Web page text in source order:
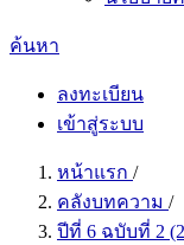
ค้นหา
ลงทะเบียน
เข้าสู่ระบบ
หน้าแรก /
คลังบทความ /
ปีที่ 6 ฉบับที่ 2